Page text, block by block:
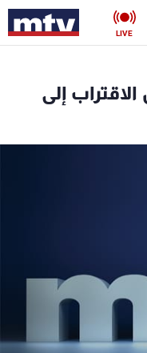
LIVE
إلى